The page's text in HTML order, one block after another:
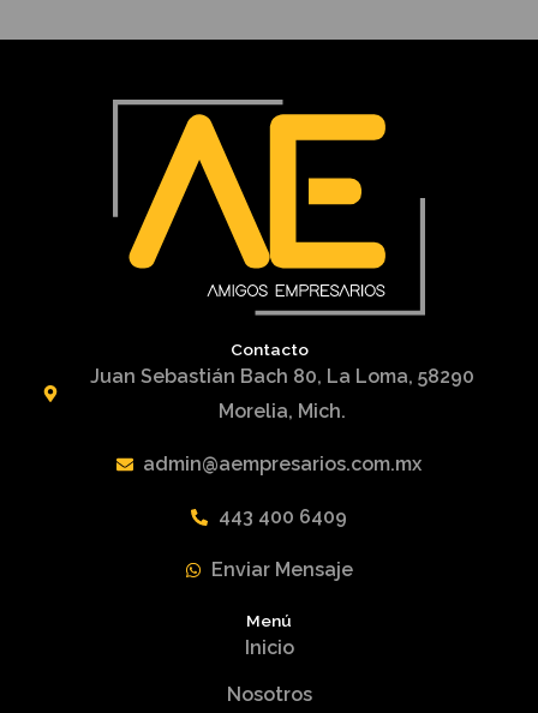
Contacto
Juan Sebastián Bach 80, La Loma, 58290
Morelia, Mich.
admin@aempresarios.com.mx
443 400 6409
Enviar Mensaje
Menú
Inicio
Nosotros